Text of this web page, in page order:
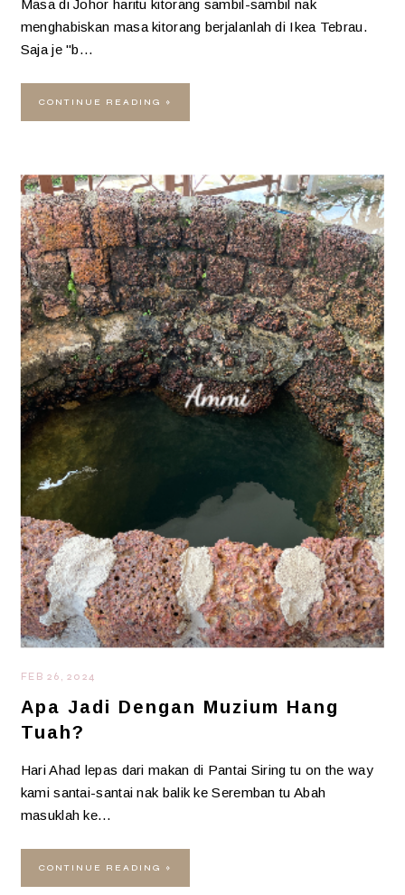
Masa di Johor haritu kitorang sambil-sambil nak
menghabiskan masa kitorang berjalanlah di Ikea Tebrau.
Saja je "b…
CONTINUE READING »
FEB 26, 2024
Apa Jadi Dengan Muzium Hang
Tuah?
Hari Ahad lepas dari makan di Pantai Siring tu on the way
kami santai-santai nak balik ke Seremban tu Abah
masuklah ke…
CONTINUE READING »